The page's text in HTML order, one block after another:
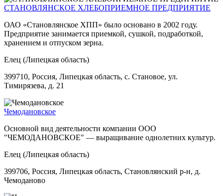
СТАНОВЛЯНСКОЕ ХЛЕБОПРИЕМНОЕ ПРЕДПРИЯТИЕ
ОАО «Становлянское ХПП» было основано в 2002 году.
Предприятие занимается приемкой, сушкой, подработкой,
хранением и отпуском зерна.
Елец (Липецкая область)
399710, Россия, Липецкая область, с. Становое, ул.
Тимирязева, д. 21
Чемодановское
Основной вид деятельности компании ООО
"ЧЕМОДАНОВСКОЕ" — выращивание однолетних культур.
Елец (Липецкая область)
399706, Россия, Липецкая область, Становлянский р-н, д.
Чемоданово